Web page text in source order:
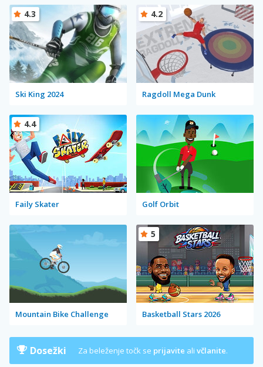
Ski King 2024
4.3
Ragdoll Mega Dunk
4.2
Faily Skater
4.4
Golf Orbit
Mountain Bike Challenge Basketball Stars 2026
5
Dosežki Za beleženje točk se prijavite ali včlanite.